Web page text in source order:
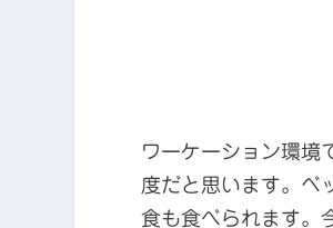
ワーケーション環境
度だと思います。ベ
食も食べられます。